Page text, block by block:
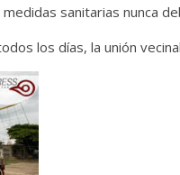
sanitarias nunca
los días, la unión